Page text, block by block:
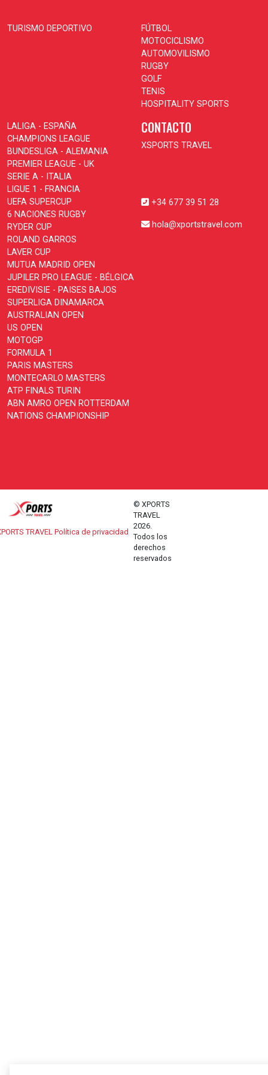
TURISMO DEPORTIVO
FÚTBOL
MOTOCICLISMO
AUTOMOVILISMO
RUGBY
GOLF
TENIS
HOSPITALITY SPORTS
LALIGA - ESPAÑA
CHAMPIONS LEAGUE
BUNDESLIGA - ALEMANIA
PREMIER LEAGUE - UK
SERIE A - ITALIA
LIGUE 1 - FRANCIA
UEFA SUPERCUP
6 NACIONES RUGBY
RYDER CUP
ROLAND GARROS
LAVER CUP
MUTUA MADRID OPEN
JUPILER PRO LEAGUE - BÉLGICA
EREDIVISIE - PAISES BAJOS
SUPERLIGA DINAMARCA
AUSTRALIAN OPEN
US OPEN
MOTOGP
FORMULA 1
PARIS MASTERS
MONTECARLO MASTERS
ATP FINALS TURIN
ABN AMRO OPEN ROTTERDAM
NATIONS CHAMPIONSHIP
CONTACTO
XSPORTS TRAVEL
+34 677 39 51 28
hola@xportstravel.com
TRAVEL Política de privacidad
© XPORTS
TRAVEL
2026.
Todos los
derechos
reservados